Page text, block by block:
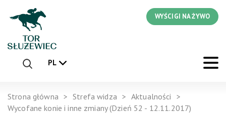
WYŚCIGI NA ŻYWO
PL
Strona główna Strefa widza
Aktualności
Wycofane konie i inne zmiany (Dzień 52 - 12.11.2017)